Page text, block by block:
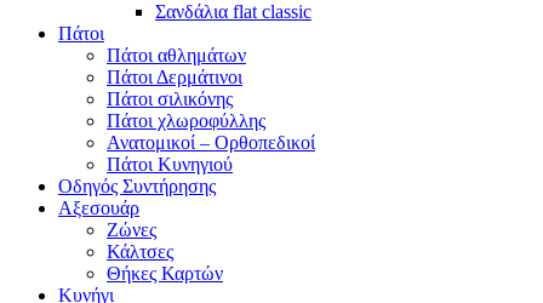
Σανδάλια flat classic
Πάτοι
Πάτοι αθλημάτων
Πάτοι Δερμάτινοι
Πάτοι σιλικόνης
Πάτοι χλωροφύλλης
Ανατομικοί – Ορθοπεδικοί
Πάτοι Κυνηγιού
Οδηγός Συντήρησης
Αξεσουάρ
Ζώνες
Κάλτσες
Θήκες Καρτών
Κυνήγι